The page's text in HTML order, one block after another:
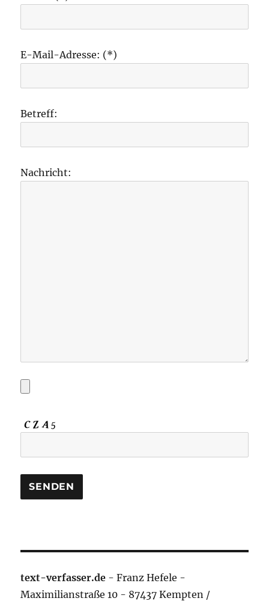
E-Mail-Adresse: (*)
Betreff:
Nachricht:
text-verfasser.de - Franz Hefele -
Maximilianstraße 10 - 87437 Kempten /